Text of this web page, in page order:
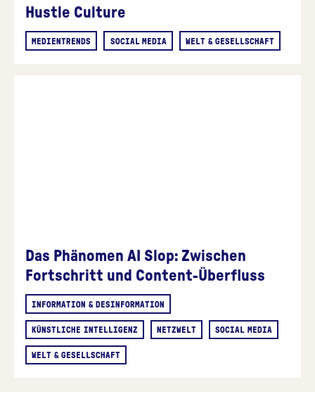
Hustle Culture
MEDIENTRENDS SOCIAL MEDIA WELT & GESELLSCHAFT
Das Phänomen AI Slop: Zwischen
Fortschritt und Content-Überfluss
INFORMATION & DESINFORMATION
KÜNSTLICHE INTELLIGENZ NETZWELT SOCIAL MEDIA
WELT & GESELLSCHAFT